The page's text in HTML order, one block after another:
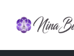
content